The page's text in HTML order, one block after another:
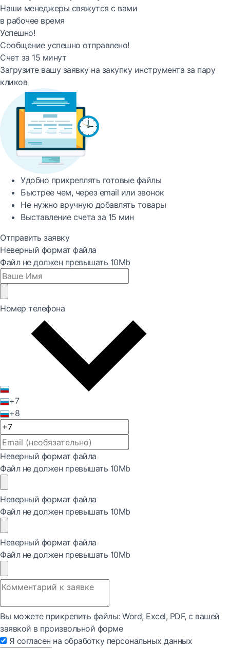
Наши менеджеры свяжутся с вами
в рабочее время
Успешно!
Сообщение успешно отправлено!
Счет за 15 минут
Загрузите вашу заявку на закупку инструмента за пару
кликов
Удобно прикреплять готовые файлы
Быстреечем, через email или звонок
Не нужно вручную добавлять товары
Выставление счета за 15 мин
Отправить заявку
Неверный формат файла
Файл не должен превышать 10Mb
Номер телефона
+7
+8
Неверный формат файла
Файл не должен превышать 10Mb
Неверный формат файла
Файл не должен превышать 10Mb
Неверный формат файла
Файл не должен превышать 10Mb
Вы можете прикрепить файлы: Word, Exсel, PDF, с вашей
заявкой в произвольной форме
Я согласен на обработку персональных данных